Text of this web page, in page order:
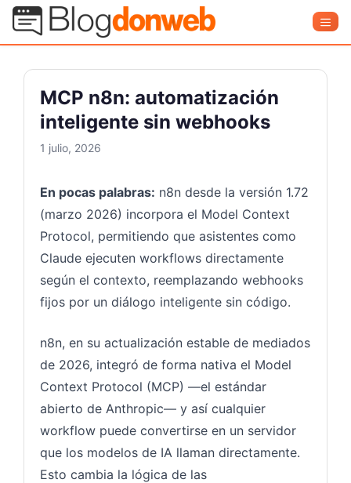
Saltar
contenido
Blog Donweb
MCP n8n: automatización
inteligente sin webhooks
1 julio, 2026
En pocas palabras: n8n desde la versión 1.72
(marzo 2026) incorpora el Model Context
Protocol, permitiendo que asistentes como
Claude ejecuten workflows directamente
según el contexto, reemplazando webhooks
fijos por un diálogo inteligente sin código.
n8n, en su actualización estable de mediados
de 2026, integró de forma nativa el Model
Context Protocol (MCP) —el estándar
abierto de Anthropic— y así cualquier
workflow puede convertirse en un servidor
que los modelos de IA llaman directamente.
Esto cambia la lógica de las